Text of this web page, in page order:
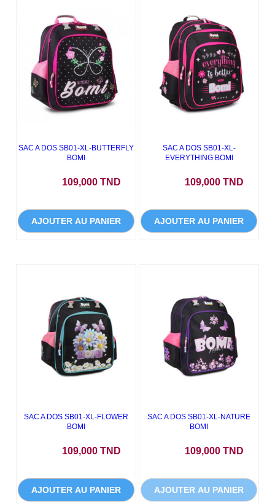
SAC A DOS SB01-XL-BUTTERFLY
BOMI
109,000 TND
AJOUTER AU PANIER
SAC A DOS SB01-XL-
EVERYTHING BOMI
109,000 TND
AJOUTER AU PANIER
SAC A DOS SB01-XL-FLOWER
BOMI
109,000 TND
AJOUTER AU PANIER
SAC A DOS SB01-XL-NATURE
BOMI
109,000 TND
AJOUTER AU PANIER